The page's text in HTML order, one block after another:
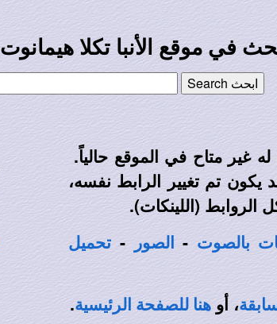
في موقع الأنبا تكلا هيمانوت
غير متاح في الموقع حالياً.
تم تغيير الرابط نفسه،
الروابط (اللينكات).
بالصوت - الصور - تحميل
، أو هنا للصفحة الرئيسية.